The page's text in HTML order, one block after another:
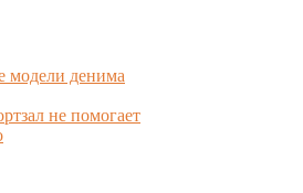
модели денима
не помогает